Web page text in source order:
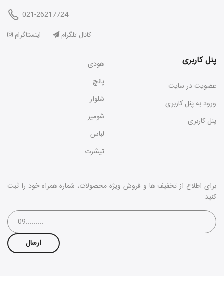
021-26217724
اینستاگرام کانال تلگرام
هودی
پانچ
شلوار
شومیز
لباس
تیشرت
پنل کاربری
عضویت در سایت
ورود به پنل کاربری
پنل کاربری
برای اطلاع از تخفیف ها و فروش ویژه محصولات، شماره همراه خود را ثبت
کنید.